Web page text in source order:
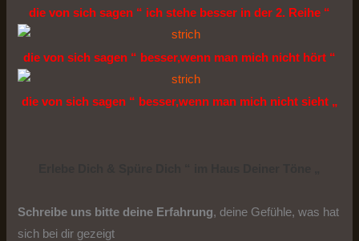
die von sich sagen “ ich stehe besser in der 2. Reihe “
die von sich sagen “ besser,wenn man mich nicht hört “
die von sich sagen “ besser,wenn man mich nicht sieht „
Schreibe uns bitte deine Erfahrung, deine Gefühle, was hat
sich bei dir gezeigt